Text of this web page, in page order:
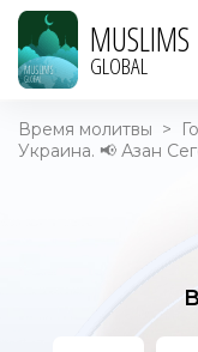
MUSLIMS
GLOBAL
Время молитвы >
Украина. 📢 Азан